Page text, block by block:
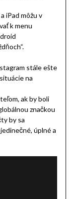
iPad môžu v
k menu
stále ešte
na
ak by boli
značkou
by sa
úplné a